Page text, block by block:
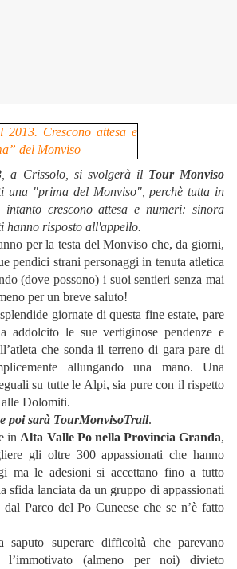
, a Crissolo, si svolgerà il Tour Monviso
una "prima del Monviso", perchè tutta in
crescono attesa e numeri: sinora
hanno risposto all'appello.
per la testa del Monviso che, da giorni,
pendici strani personaggi in tenuta atletica
(dove possono) i suoi sentieri senza mai
per un breve saluto!
giornate di questa fine estate, pare
addolcito le sue vertiginose pendenze e
che sonda il terreno di gara pare di
allungando una mano. Una
su tutte le Alpi, sia pure con il rispetto
Dolomiti.
poi sarà TourMonvisoTrail.
in Alta Valle Po nella Provincia Granda,
gli oltre 300 appassionati che hanno
ma le adesioni si accettano fino a tutto
sfida lanciata da un gruppo di appassionati
Parco del Po Cuneese che se n’è fatto
saputo superare difficoltà che parevano
l’immotivato (almeno per noi) divieto